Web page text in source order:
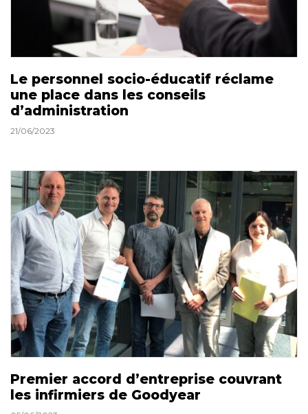
Le personnel socio-éducatif réclame
une place dans les conseils
d’administration
21/06/2023
Premier accord d’entreprise couvrant
les infirmiers de Goodyear